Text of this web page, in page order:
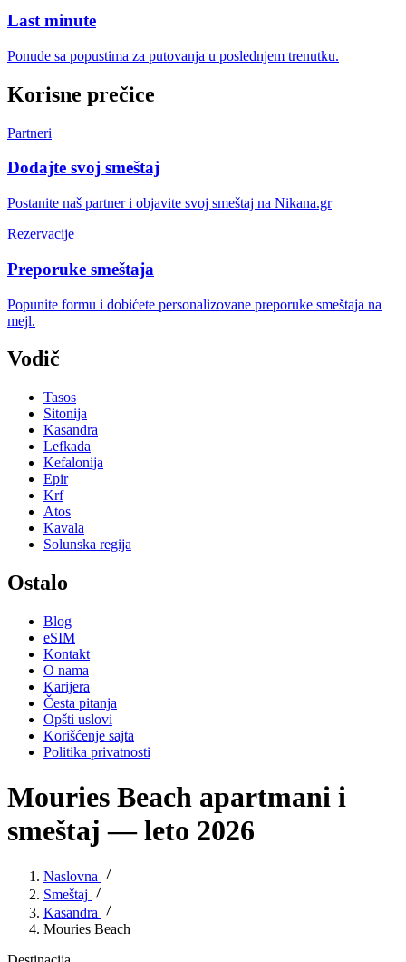
Last minute
Ponude sa popustima za putovanja u poslednjem trenutku.
Korisne prečice
Partneri
Dodajte svoj smeštaj
Postanite naš partner i objavite svoj smeštaj na Nikana.gr
Rezervacije
Preporuke smeštaja
Popunite formu i dobićete personalizovane preporuke smeštaja na
mejl.
Vodič
Tasos
Sitonija
Kasandra
Lefkada
Kefalonija
Epir
Krf
Atos
Kavala
Solunska regija
Ostalo
Blog
eSIM
Kontakt
O nama
Karijera
Česta pitanja
Opšti uslovi
Korišćenje sajta
Politika privatnosti
Mouries Beach apartmani i
smeštaj — leto 2026
Naslovna
Smeštaj
Kasandra
Mouries Beach